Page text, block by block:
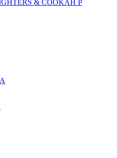
& COOKAH P